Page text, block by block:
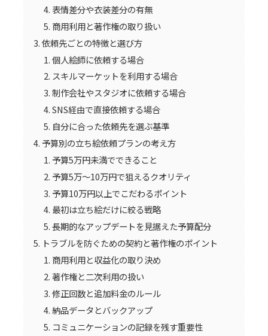
表情差分や衣装差分の有無
商用利用と著作権の取り扱い
依頼先ごとの特徴と選び方
個人絵師に依頼する場合
スキルマーケットを利用する場合
制作会社やスタジオに依頼する場合
SNS経由で直接依頼する場合
自分に合った依頼先を選ぶ基準
予算別の立ち絵依頼プランの考え方
予算5万円未満でできること
予算5万〜10万円で狙えるクオリティ
予算10万円以上でこだわるポイント
最初は立ち絵だけに絞る戦略
長期的なアップデートを見据えた予算配分
トラブルを防ぐための契約と著作権のポイント
商用利用と収益化の取り決め
著作権と二次利用の扱い
修正回数と追加料金のルール
納品データとバックアップ
コミュニケーションの記録を残す重要性